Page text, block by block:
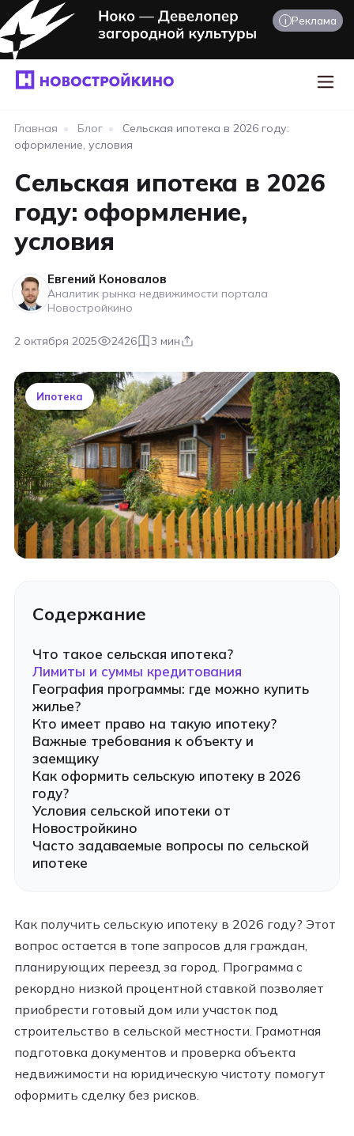
i Реклама
Главная • Блог •
Сельская ипотека в 2026 году:
оформление, условия
Сельская ипотека в 2026
году: оформление,
условия
Евгений Коновалов
Аналитик рынка недвижимости портала
Новостройкино
2 октября 2025 2426 3 мин
Ипотека
Содержание
Что такое сельская ипотека?
Лимиты и суммы кредитования
География программы: где можно купить
жилье?
Кто имеет право на такую ипотеку?
Важные требования к объекту и
заемщику
Как оформить сельскую ипотеку в 2026
году?
Условия сельской ипотеки от
Новостройкино
Часто задаваемые вопросы по сельской
ипотеке
Как получить сельскую ипотеку в 2026 году? Этот
вопрос остается в топе запросов для граждан,
планирующих переезд за город. Программа с
рекордно низкой процентной ставкой позволяет
приобрести готовый дом или участок под
строительство в сельской местности. Грамотная
подготовка документов и проверка объекта
недвижимости на юридическую чистоту помогут
оформить сделку без рисков.